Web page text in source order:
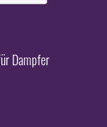
Dampfer